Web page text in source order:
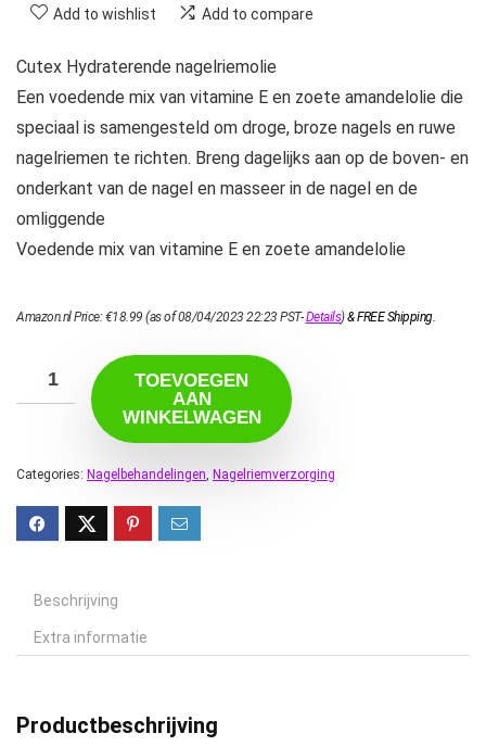
Add to wishlist Add to compare
Cutex Hydraterende nagelriemolie
Een voedende mix van vitamine E en zoete amandelolie die
speciaal is samengesteld om droge, broze nagels en ruwe
nagelriemen te richten. Breng dagelijks aan op de boven- en
onderkant van de nagel en masseer in de nagel en de
omliggende
Voedende mix van vitamine E en zoete amandelolie
Amazon.nl Price:€18.99 (as of 08/04/2023 22:23 PST-Details)&FREE Shipping.
TOEVOEGEN
AAN
WINKELWAGEN
Categories: Nagelbehandelingen, Nagelriemverzorging
Beschrijving
Extra informatie
Productbeschrijving